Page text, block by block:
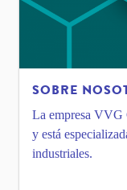
SOBRE
La empresa VVG
y está
industriales.